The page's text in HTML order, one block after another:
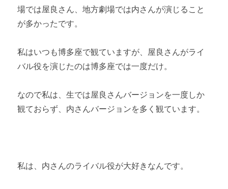
場では屋良さん、地方劇場では内さんが演じること
が多かったです。
私はいつも博多座で観ていますが、屋良さんがライ
バル役を演じたのは博多座では一度だけ。
なので私は、生では屋良さんバージョンを一度しか
観ておらず、内さんバージョンを多く観ています。
私は、内さんのライバル役が大好きなんです。